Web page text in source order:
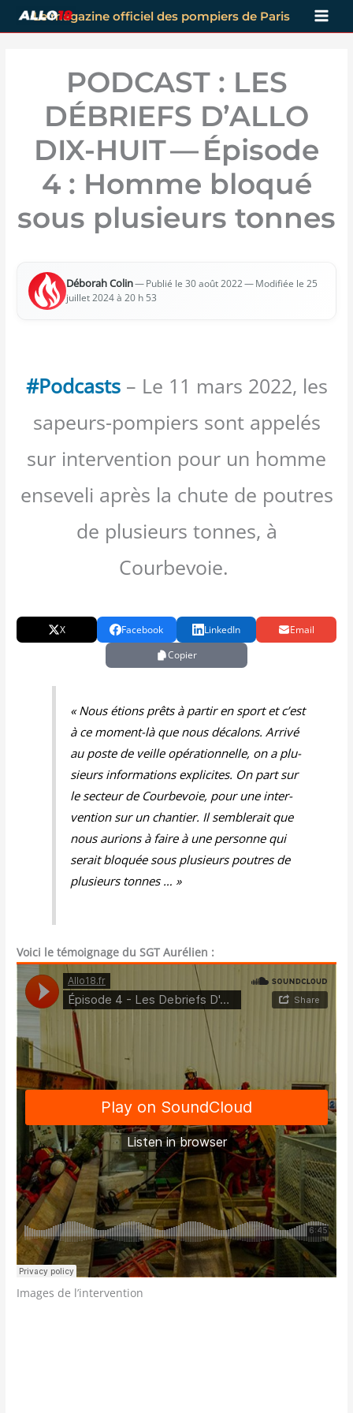
Aller
au
Le magazine officiel des pompiers de Paris
PODCAST : LES
DÉBRIEFS D’ALLO
DIX-HUIT — Épisode
4 : Homme bloqué
sous plusieurs tonnes
Débo­rah Colin— Publié le 30 août 2022— Modi­fiée le 25
juillet 2024 à 20 h 53
#Podcasts– Le 11 mars 2022, les
sapeurs-pompiers sont appelés
sur intervention pour un homme
enseveli après la chute de poutres
de plusieurs tonnes, à
Courbevoie.
X Facebook LinkedIn
Email
Copier
« Nous étions prêts à par­tir en sport et c’est
à ce moment-là que nous déca­lons. Arri­vé
au poste de veille opé­ra­tion­nelle, on a plu­
sieurs infor­ma­tions expli­cites. On part sur
le sec­teur de Cour­be­voie, pour une inter­
ven­tion sur un chan­tier. Il sem­ble­rait que
nous aurions à faire à une per­sonne qui
serait blo­quée sous plu­sieurs poutres de
plu­sieurs tonnes … »
Voici le témoignage du SGT Aurélien :
Images de l’intervention